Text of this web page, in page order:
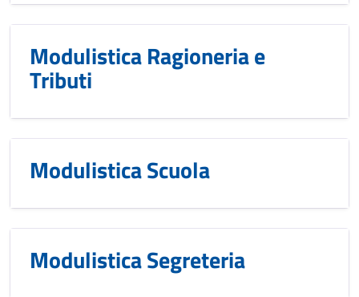
Modulistica Ragioneria e
Tributi
Modulistica Scuola
Modulistica Segreteria